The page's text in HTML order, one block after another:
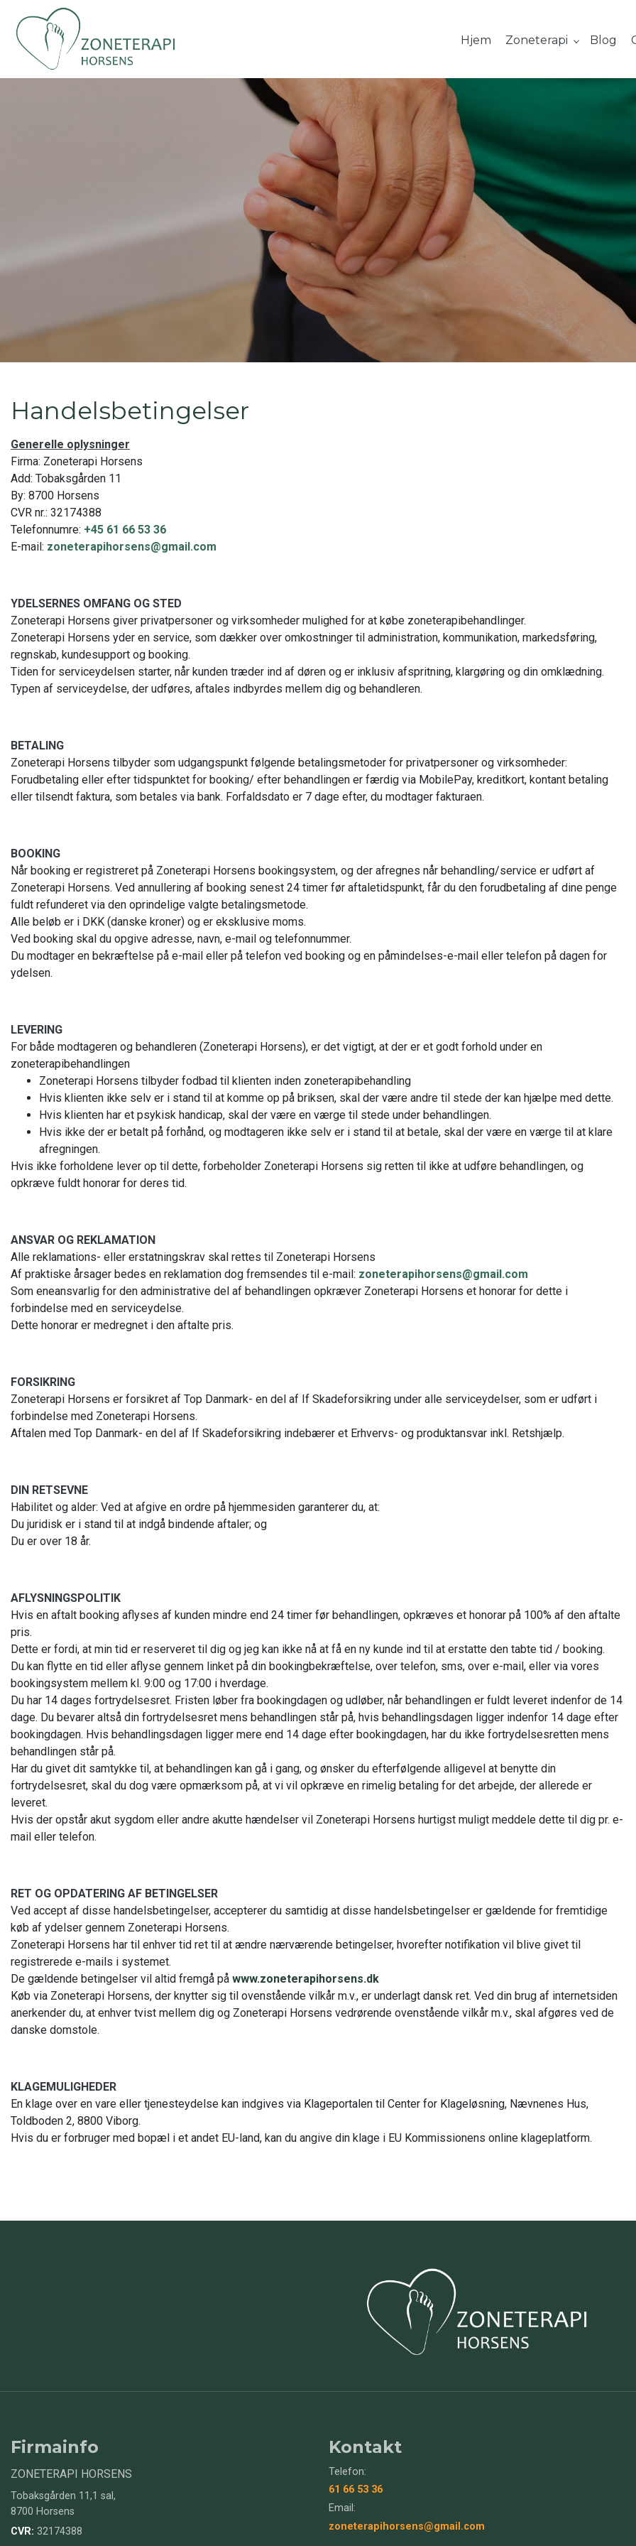
hovedindhold
Hjem Zoneterapi Blog
Handelsbetingelser
Generelle oplysninger
Firma: Zoneterapi Horsens
Add: Tobaksgården 11
By: 8700 Horsens
CVR nr.: 32174388
Telefonnumre: +45 61 66 53 36
E-mail: zoneterapihorsens@gmail.com
YDELSERNES OMFANG OG STED
Zoneterapi Horsens giver privatpersoner og virksomheder mulighed for at købe zoneterapibehandlinger.
Zoneterapi Horsens yder en service, som dækker over omkostninger til administration, kommunikation, markedsføring,
regnskab, kundesupport og booking.
Tiden for serviceydelsen starter, når kunden træder ind af døren og er inklusiv afspritning, klargøring og din omklædning.
Typen af serviceydelse, der udføres, aftales indbyrdes mellem dig og behandleren.
BETALING
Zoneterapi Horsens tilbyder som udgangspunkt følgende betalingsmetoder for privatpersoner og virksomheder:
Forudbetaling eller efter tidspunktet for booking/ efter behandlingen er færdig via MobilePay, kreditkort, kontant betaling
eller tilsendt faktura, som betales via bank. Forfaldsdato er 7 dage efter, du modtager fakturaen.
BOOKING
Når booking er registreret på Zoneterapi Horsens bookingsystem, og der afregnes når behandling/service er udført af
Zoneterapi Horsens. Ved annullering af booking senest 24 timer før aftaletidspunkt, får du den forudbetaling af dine penge
fuldt refunderet via den oprindelige valgte betalingsmetode.
Alle beløb er i DKK (danske kroner) og er eksklusive moms.
Ved booking skal du opgive adresse, navn, e-mail og telefonnummer.
Du modtager en bekræftelse på e-mail eller på telefon ved booking og en påmindelses-e-mail eller telefon på dagen for
ydelsen.
LEVERING
For både modtageren og behandleren (Zoneterapi Horsens), er det vigtigt, at der er et godt forhold under en
zoneterapibehandlingen
Zoneterapi Horsens tilbyder fodbad til klienten inden zoneterapibehandling
Hvis klienten ikke selv er i stand til at komme op på briksen, skal der være andre til stede der kan hjælpe med dette.
Hvis klienten har et psykisk handicap, skal der være en værge til stede under behandlingen.
Hvis ikke der er betalt på forhånd, og modtageren ikke selv er i stand til at betale, skal der være en værge til at klare
afregningen.
Hvis ikke forholdene lever op til dette, forbeholder Zoneterapi Horsens sig retten til ikke at udføre behandlingen, og
opkræve fuldt honorar for deres tid.
ANSVAR OG REKLAMATION
Alle reklamations- eller erstatningskrav skal rettes til Zoneterapi Horsens
Af praktiske årsager bedes en reklamation dog fremsendes til e-mail: zoneterapihorsens@gmail.com
Som eneansvarlig for den administrative del af behandlingen opkræver Zoneterapi Horsens et honorar for dette i
forbindelse med en serviceydelse.
Dette honorar er medregnet i den aftalte pris.
FORSIKRING
Zoneterapi Horsens er forsikret af Top Danmark- en del af If Skadeforsikring under alle serviceydelser, som er udført i
forbindelse med Zoneterapi Horsens.
Aftalen med Top Danmark- en del af If Skadeforsikring indebærer et Erhvervs- og produktansvar inkl. Retshjælp.
DIN RETSEVNE
Habilitet og alder: Ved at afgive en ordre på hjemmesiden garanterer du, at:
Du juridisk er i stand til at indgå bindende aftaler; og
Du er over 18 år.
AFLYSNINGSPOLITIK
Hvis en aftalt booking aflyses af kunden mindre end 24 timer før behandlingen, opkræves et honorar på 100% af den aftalte
pris.
Dette er fordi, at min tid er reserveret til dig og jeg kan ikke nå at få en ny kunde ind til at erstatte den tabte tid / booking.
Du kan flytte en tid eller aflyse gennem linket på din bookingbekræftelse, over telefon, sms, over e-mail, eller via vores
bookingsystem mellem kl. 9:00 og 17:00 i hverdage.
Du har 14 dages fortrydelsesret. Fristen løber fra bookingdagen og udløber, når behandlingen er fuldt leveret indenfor de 14
dage. Du bevarer altså din fortrydelsesret mens behandlingen står på, hvis behandlingsdagen ligger indenfor 14 dage efter
bookingdagen. Hvis behandlingsdagen ligger mere end 14 dage efter bookingdagen, har du ikke fortrydelsesretten mens
behandlingen står på.
Har du givet dit samtykke til, at behandlingen kan gå i gang, og ønsker du efterfølgende alligevel at benytte din
fortrydelsesret, skal du dog være opmærksom på, at vi vil opkræve en rimelig betaling for det arbejde, der allerede er
leveret.
Hvis der opstår akut sygdom eller andre akutte hændelser vil Zoneterapi Horsens hurtigst muligt meddele dette til dig pr. e-
mail eller telefon.
RET OG OPDATERING AF BETINGELSER
Ved accept af disse handelsbetingelser, accepterer du samtidig at disse handelsbetingelser er gældende for fremtidige
køb af ydelser gennem Zoneterapi Horsens.
Zoneterapi Horsens har til enhver tid ret til at ændre nærværende betingelser, hvorefter notifikation vil blive givet til
registrerede e-mails i systemet.
De gældende betingelser vil altid fremgå på www.zoneterapihorsens.dk
Køb via Zoneterapi Horsens, der knytter sig til ovenstående vilkår m.v., er underlagt dansk ret. Ved din brug af internetsiden
anerkender du, at enhver tvist mellem dig og Zoneterapi Horsens vedrørende ovenstående vilkår m.v., skal afgøres ved de
danske domstole.
KLAGEMULIGHEDER
En klage over en vare eller tjenesteydelse kan indgives via Klageportalen til Center for Klageløsning, Nævnenes Hus,
Toldboden 2, 8800 Viborg.
Hvis du er forbruger med bopæl i et andet EU-land, kan du angive din klage i EU Kommissionens online klageplatform.
Firmainfo
ZONETERAPI HORSENS
Tobaksgården 11,1 sal,
8700 Horsens
CVR: 32174388
Kontakt
Telefon:
61 66 53 36
Email:
zoneterapihorsens@gmail.com